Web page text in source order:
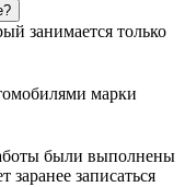
занимается только
марки
были выполнены
заранее записаться